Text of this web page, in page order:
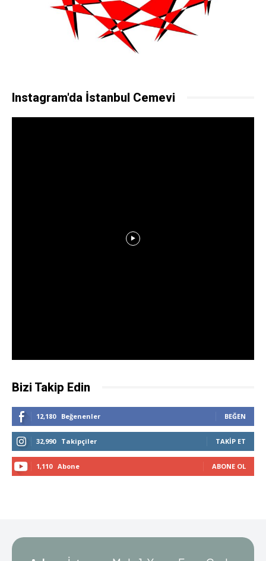
Instagram'da İstanbul Cemevi
Bizi Takip Edin
12,180 Beğenenler BEĞEN
32,990 Takipçiler TAKIP ET
1,110 Abone ABONE OL